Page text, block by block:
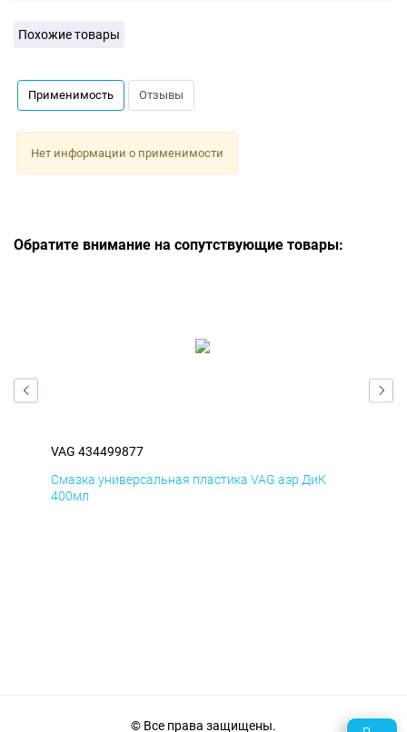
Похожие товары
Применимость Отзывы
Нет информации о применимости
Обратите внимание на сопутствующие товары:
VAG 434499877
Смазка универсальная пластика VAG аэр ДиК
400мл
© Все права защищены.